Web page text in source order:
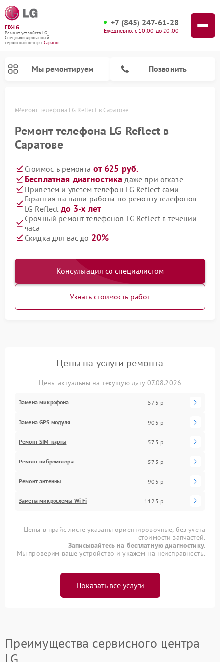
FIX-LG
Ремонт устройств LG
Специализированный
cервисный центр г.Саратов
+7 (845) 247-61-28
Ежедневно, с 10:00 до 20:00
Мы ремонтируем Позвонить
Ремонт телефона LG Reflect в Саратове
Ремонт телефона LG Reflect в
Саратове
Стоимость ремонта от 625 руб.
Бесплатная диагностика даже при отказе
Привезем и увезем телефон LG Reflect сами
Гарантия на наши работы по ремонту телефонов
LG Reflect до 3-х лет
Срочный ремонт телефонов LG Reflect в течении
часа
Скидка для вас до 20%
Консультация со специалистом
Узнать стоимость работ
Цены на услуги ремонта
Цены актуальны на текущую дату 07.08.2026
Замена микрофона 575 р
Замена GPS модуля 905 р
Ремонт SIM-карты 575 р
Ремонт вибромотора 575 р
Ремонт антенны 905 р
Замена микросхемы Wi-Fi 1125 р
Цены в прайс-листе указаны ориентировочные, без учета
стоимости запчастей.
Записывайтесь на бесплатную диагностику.
Мы проверим ваше устройство и укажем на неисправность.
Показать все услуги
Преимущества сервисного центра
LG